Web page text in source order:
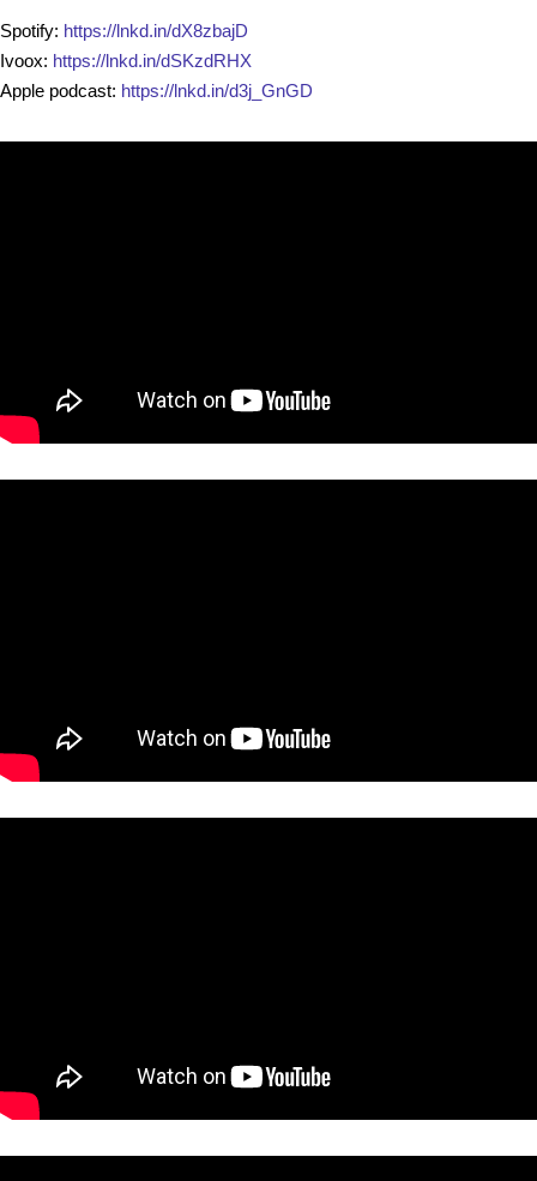
Spotify: https://lnkd.in/dX8zbajD
Ivoox: https://lnkd.in/dSKzdRHX
Apple podcast: https://lnkd.in/d3j_GnGD